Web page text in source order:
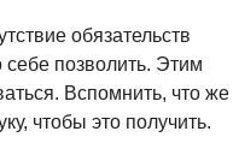
обязательств
позволить. Этим
Вспомнить, что же
чтобы это получить.